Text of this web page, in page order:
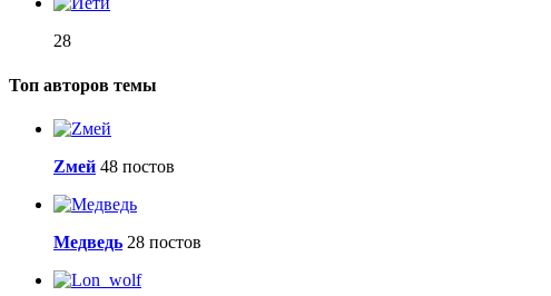
28
Топ авторов темы
Zмей 48 постов
Медведь 28 постов